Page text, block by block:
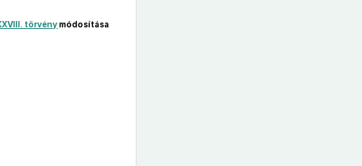
törvénymódosítása